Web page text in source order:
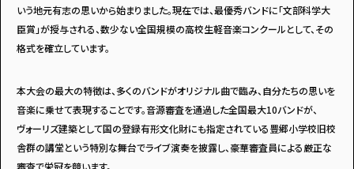
いう地元有志の思いから始まりました。現在では、最優秀バンドに「文部科学大
臣賞」が授与される、数少ない全国規模の高校生軽音楽コンクールとして、その
格式を確立しています。
本大会の最大の特徴は、多くのバンドがオリジナル曲で臨み、自分たちの思いを
音楽に乗せて表現することです。音源審査を通過した全国最大10バンドが、
ヴォーリズ建築として国の登録有形文化財にも指定されている豊郷小学校旧校
舎群の講堂という特別な舞台でライブ演奏を披露し、豪華審査員による厳正な
審査で栄冠を競います。